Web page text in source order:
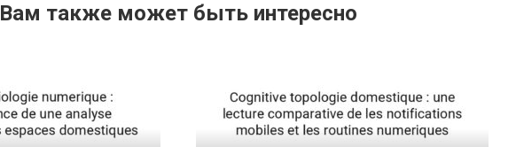
Вам также может быть интересно